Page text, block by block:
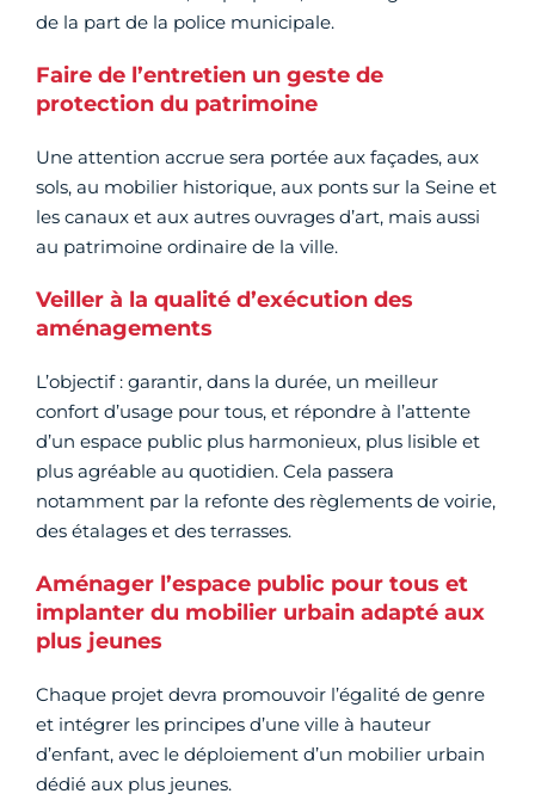
de la part de la police municipale.
Faire de l’entretien un geste de
protection du patrimoine
Une attention accrue sera portée aux façades, aux
sols, au mobilier historique, aux ponts sur la Seine et
les canaux et aux autres ouvrages d’art, mais aussi
au patrimoine ordinaire de la ville.
Veiller à la qualité d’exécution des
aménagements
L’objectif : garantir, dans la durée, un meilleur
confort d’usage pour tous, et répondre à l’attente
d’un espace public plus harmonieux, plus lisible et
plus agréable au quotidien. Cela passera
notamment par la refonte des règlements de voirie,
des étalages et des terrasses.
Aménager l’espace public pour tous et
implanter du mobilier urbain adapté aux
plus jeunes
Chaque projet devra promouvoir l’égalité de genre
et intégrer les principes d’une ville à hauteur
d’enfant, avec le déploiement d’un mobilier urbain
dédié aux plus jeunes.